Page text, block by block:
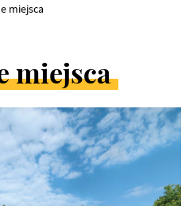
INNE
miejsca
miejsca